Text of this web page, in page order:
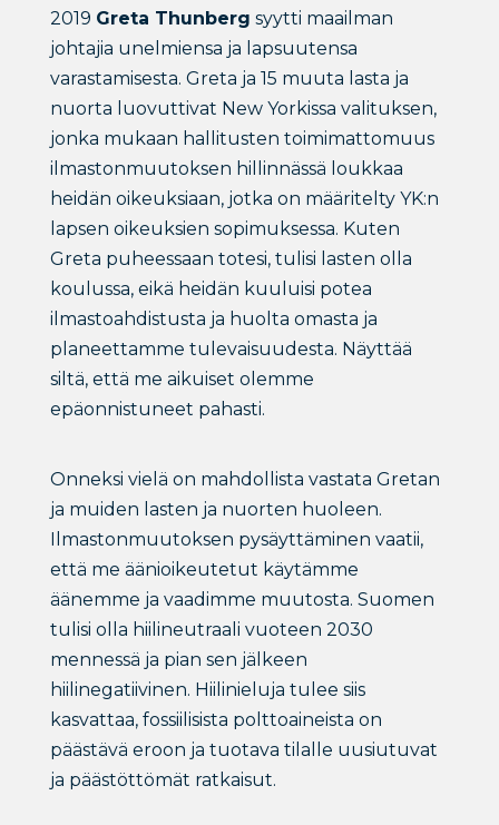
2019 Greta Thunberg syytti maailman
johtajia unelmiensa ja lapsuutensa
varastamisesta. Greta ja 15 muuta lasta ja
nuorta luovuttivat New Yorkissa valituksen,
jonka mukaan hallitusten toimimattomuus
ilmastonmuutoksen hillinnässä loukkaa
heidän oikeuksiaan, jotka on määritelty YK:n
lapsen oikeuksien sopimuksessa. Kuten
Greta puheessaan totesi, tulisi lasten olla
koulussa, eikä heidän kuuluisi potea
ilmastoahdistusta ja huolta omasta ja
planeettamme tulevaisuudesta. Näyttää
siltä, että me aikuiset olemme
epäonnistuneet pahasti.
Onneksi vielä on mahdollista vastata Gretan
ja muiden lasten ja nuorten huoleen.
Ilmastonmuutoksen pysäyttäminen vaatii,
että me äänioikeutetut käytämme
äänemme ja vaadimme muutosta. Suomen
tulisi olla hiilineutraali vuoteen 2030
mennessä ja pian sen jälkeen
hiilinegatiivinen. Hiilinieluja tulee siis
kasvattaa, fossiilisista polttoaineista on
päästävä eroon ja tuotava tilalle uusiutuvat
ja päästöttömät ratkaisut.